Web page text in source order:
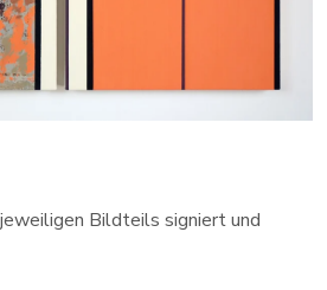
Bildteils signiert und